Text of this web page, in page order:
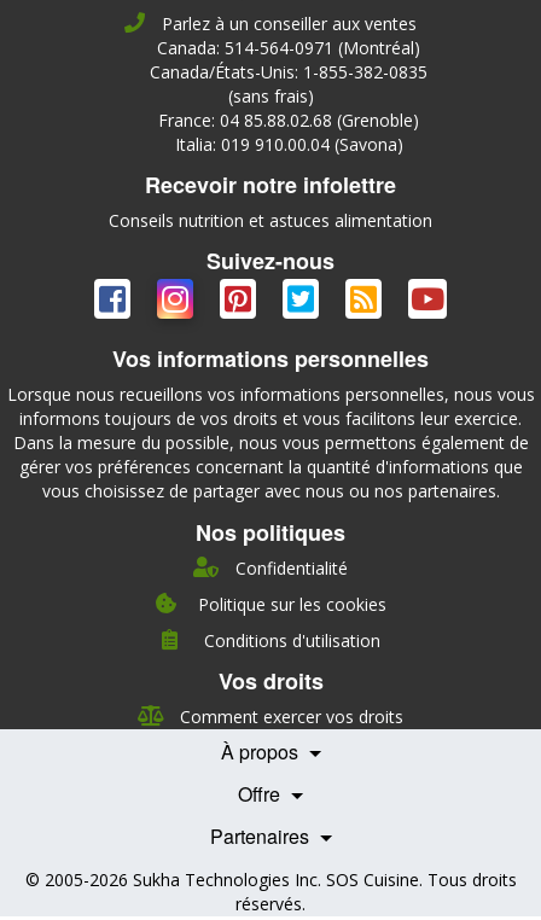
Parlez à un conseiller aux ventes
Canada: 514-564-0971 (Montréal)
Canada/États-Unis: 1-855-382-0835
(sans frais)
France: 04 85.88.02.68 (Grenoble)
Italia: 019 910.00.04 (Savona)
Recevoir notre infolettre
Conseils nutrition et astuces alimentation
Suivez-nous
Vos informations personnelles
Lorsque nous recueillons vos informations personnelles, nous vous
informons toujours de vos droits et vous facilitons leur exercice.
Dans la mesure du possible, nous vous permettons également de
gérer vos préférences concernant la quantité d'informations que
vous choisissez de partager avec nous ou nos partenaires.
Nos politiques
Confidentialité
Politique sur les cookies
Conditions d'utilisation
Vos droits
Comment exercer vos droits
À propos
À propos
Direction
Nutrition
Carrières
Offre
Témoignages
Partenaires
Nos partenaires
Devenir Partenaire
Professionnels de la santé
© 2005-2026 Sukha Technologies Inc. SOS Cuisine. Tous droits
réservés.